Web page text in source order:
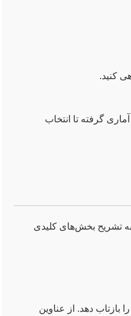
کنید.
گرفته تا انتخاب
تشریح بخش‌های کلیدی
دهد. از عناوین